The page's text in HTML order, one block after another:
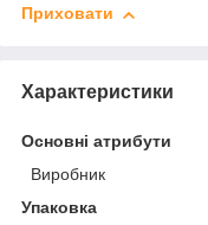
Приховати
Характеристики
Основні атрибути
Виробник
Упаковка